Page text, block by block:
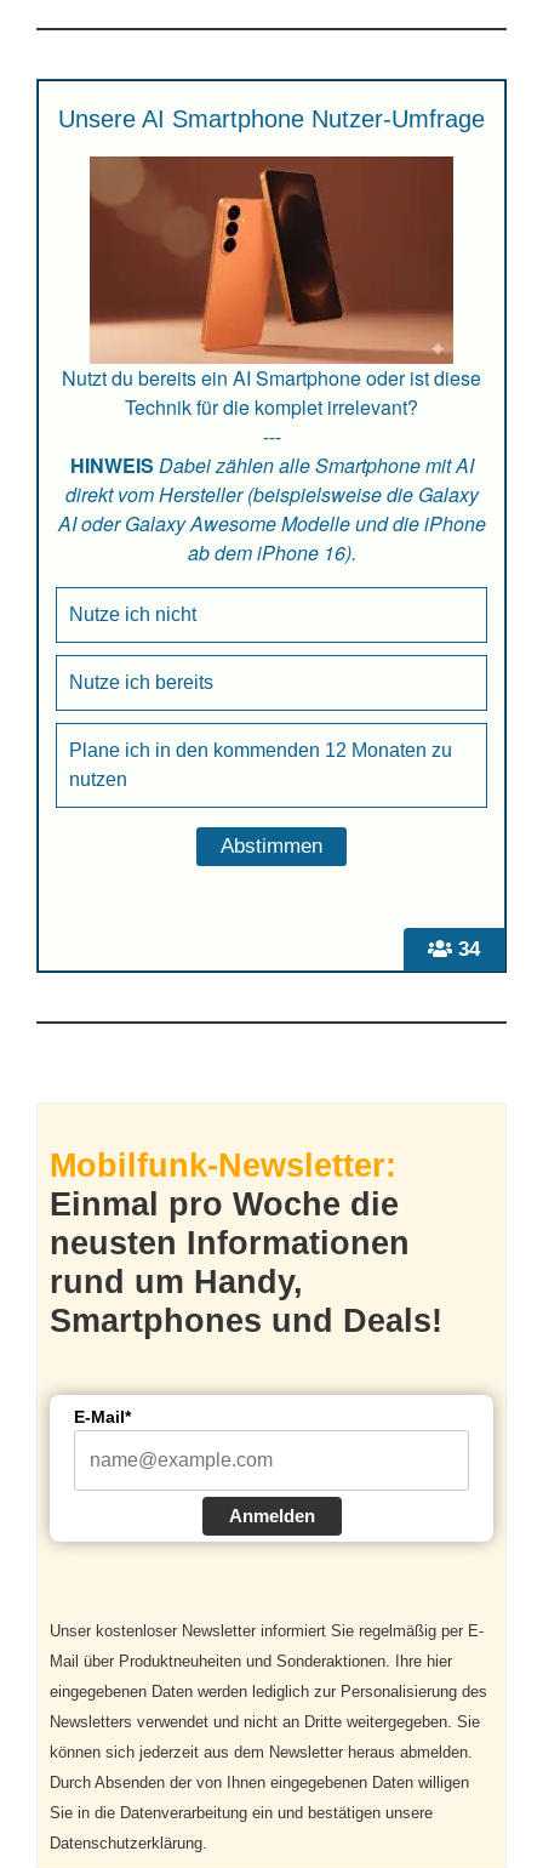
34
Unsere AI Smartphone Nutzer-Umfrage
Nutzt du bereits ein AI Smartphone oder ist diese
Technik für die komplet irrelevant?
---
HINWEIS Dabei zählen alle Smartphone mit AI
direkt vom Hersteller (beispielsweise die Galaxy
AI oder Galaxy Awesome Modelle und die iPhone
ab dem iPhone 16).
Nutze ich nicht
Nutze ich bereits
Plane ich in den kommenden 12 Monaten zu
nutzen
Mobilfunk-Newsletter:
Einmal pro Woche die
neusten Informationen
rund um Handy,
Smartphones und Deals!
E-Mail*
Anmelden
Unser kostenloser Newsletter informiert Sie regelmäßig per E-
Mail über Produktneuheiten und Sonderaktionen. Ihre hier
eingegebenen Daten werden lediglich zur Personalisierung des
Newsletters verwendet und nicht an Dritte weitergegeben. Sie
können sich jederzeit aus dem Newsletter heraus abmelden.
Durch Absenden der von Ihnen eingegebenen Daten willigen
Sie in die Datenverarbeitung ein und bestätigen unsere
Datenschutzerklärung.